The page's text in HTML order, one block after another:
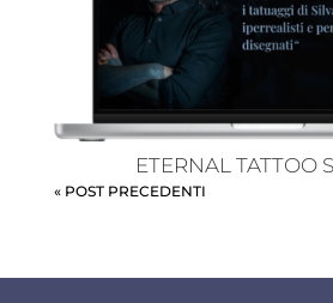
ETERNAL TATTOO
« POST PRECEDENTI